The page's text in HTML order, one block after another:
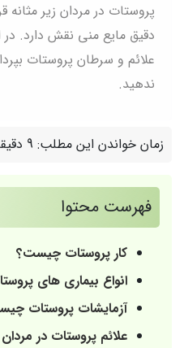
پروستات در مردان زیر مثانه
دقیق مایع منی نقش دارد. در
علائم و سرطان پروستات
ندهید.
زمان خواندن این مطلب: 9 دقیقه
فهرست محتوا
کار پروستات چیست؟
انواع بیماری های
آزمایشات پروستات
علائم پروستات در